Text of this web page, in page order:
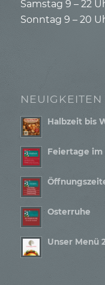
Samstag 9 – 22
Sonntag 9 – 20
NEUIGKEITEN
Halbzeit bis
Feiertage im
Osterruhe
Unser Menü